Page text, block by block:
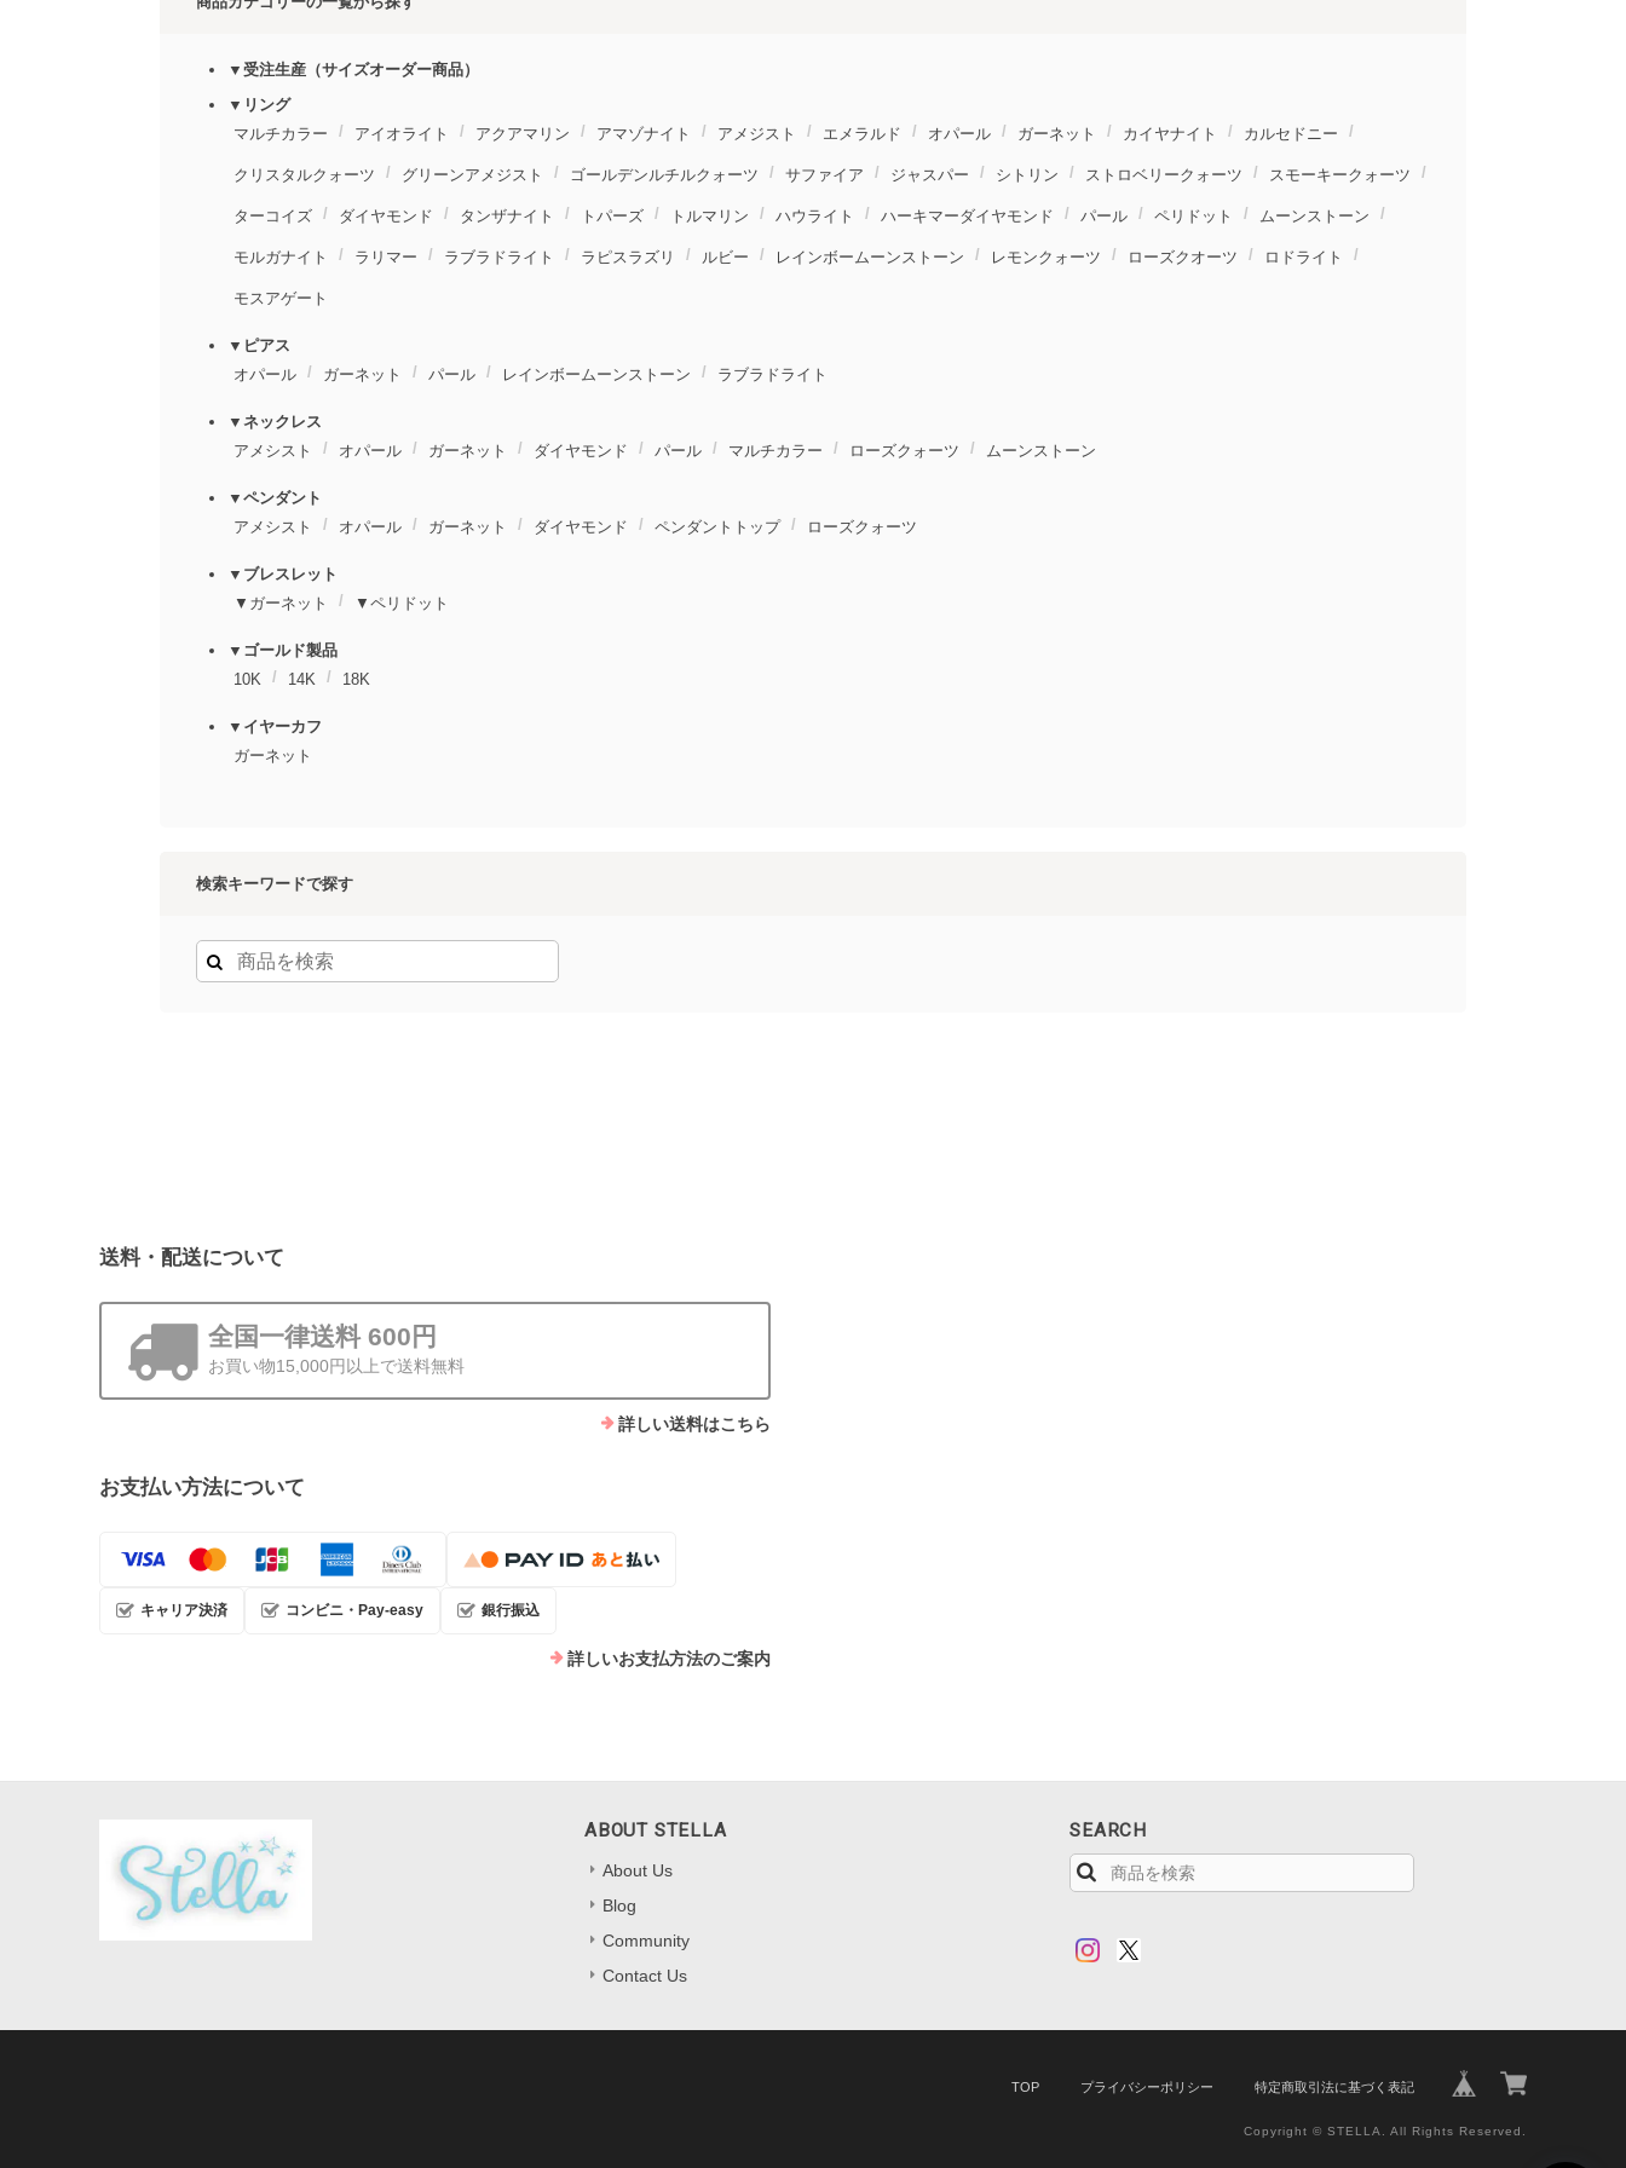
▼受注生産（サイズオーダー商品）
▼リング
マルチカラー
アイオライト アクアマリン アマゾナイト アメジスト エメラルド オパール ガーネット カイヤナイト カルセドニー
クリスタルクォーツ グリーンアメジスト ゴールデンルチルクォーツ サファイア ジャスパー シトリン ストロベリークォーツ スモーキークォーツ
ターコイズ ダイヤモンド タンザナイト トパーズ トルマリン ハウライト ハーキマーダイヤモンド パール ペリドット ムーンストーン
モルガナイト ラリマー ラブラドライト ラピスラズリ ルビー レインボームーンストーン レモンクォーツ ローズクオーツ ロドライト
モスアゲート
▼ピアス
オパール
ガーネット パール レインボームーンストーン ラブラドライト
▼ネックレス
アメシスト
オパール ガーネット ダイヤモンド パール マルチカラー ローズクォーツ ムーンストーン
▼ペンダント
アメシスト
オパール ガーネット ダイヤモンド ペンダントトップ ローズクォーツ
▼ブレスレット
▼ガーネット
▼ペリドット
▼ゴールド製品
10K
14K 18K
▼イヤーカフ
ガーネット
検索キーワードで探す
送料・配送について
全国一律送料 600円
お買い物15,000円以上で送料無料
詳しい送料はこちら
お支払い方法について
キャリア決済 コンビニ・Pay-easy 銀行振込
詳しいお支払方法のご案内
ABOUT STELLA
About Us
Blog
Community
Contact Us
SEARCH
TOP プライバシーポリシー 特定商取引法に基づく表記
Copyright © STELLA. All Rights Reserved.